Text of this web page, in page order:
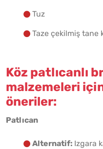
Tuz
Taze çekilmiş tane
Köz patlıcanlı
malzemeleri
öneriler:
Patlıcan
Alternatif: Izgara